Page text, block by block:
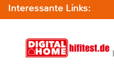
Interessante Links: